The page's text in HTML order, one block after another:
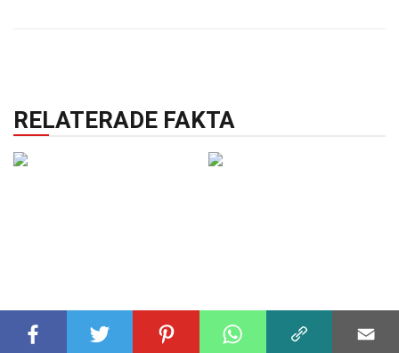
RELATERADE FAKTA
BIOLOGI 16 okt 2024 TEKNOLOGI 01 okt 2024